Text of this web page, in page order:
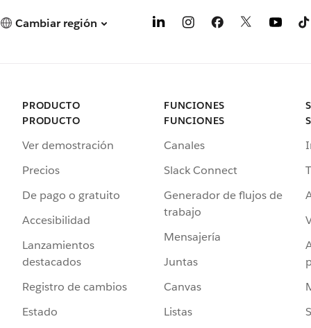
Cambiar región
PRODUCTO
PRODUCTO
Ver demostración
Precios
De pago o gratuito
Accesibilidad
Lanzamientos
destacados
Registro de cambios
Estado
FUNCIONES
FUNCIONES
Canales
Slack Connect
Generador de flujos de
trabajo
Mensajería
Juntas
Canvas
Listas